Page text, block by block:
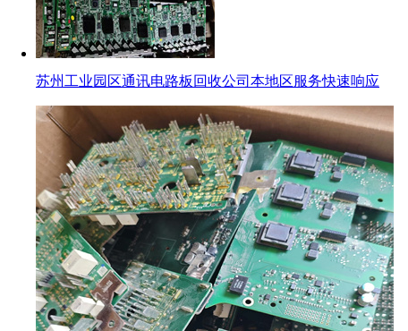
苏州工业园区通讯电路板回收公司本地区服务快速响应